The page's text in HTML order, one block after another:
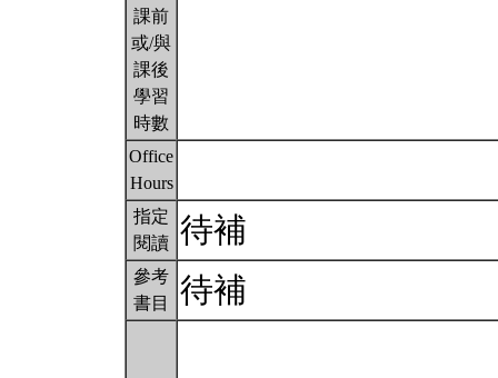
課前
或/與
課後
學習
時數
Office
Hours
指定
閱讀 待補
參考
書目
待補